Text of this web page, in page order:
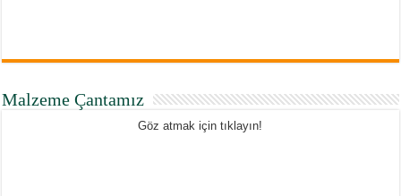
Malzeme Çantamız
Göz atmak için tıklayın!